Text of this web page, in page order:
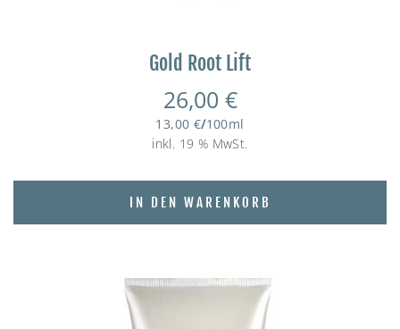
Gold Root Lift
26,00 €
13,00 €/100ml
inkl. 19 % MwSt.
IN DEN WARENKORB